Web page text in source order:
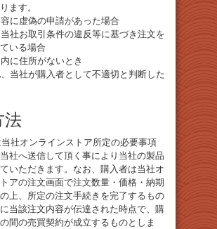
ます。
に虚偽の申請があった場合
社お取引条件の違反等に基づき注文を
いる場合
に住所がないとき
当社が購入者として不適切と判断した
法
社オンラインストア所定の必要事項
社へ送信して頂く事により当社の製品
いただきます。なお、購入者は当社オ
アの注文画面で注文数量・価格・納期
上、所定の注文手続きを完了するもの
当該注文内容が伝達された時点で、購
間の売買契約が成立するものとしま